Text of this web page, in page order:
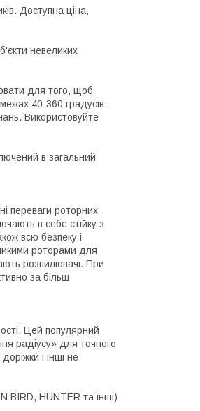
Доступна ціна,
невеликих
для того, щоб
40-360 градусів.
Використовуйте
в загальний
переваги роторних
в себе стійку з
всю безпеку і
роторами для
розпилювачі. При
за більш
Цей популярний
радіусу» для точного
і інші не
BIRD, HUNTER та інші)